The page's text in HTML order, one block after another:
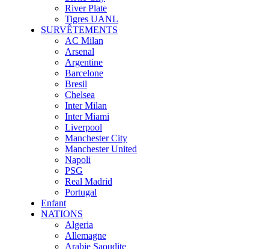
River Plate
Tigres UANL
SURVÊTEMENTS
AC Milan
Arsenal
Argentine
Barcelone
Bresil
Chelsea
Inter Milan
Inter Miami
Liverpool
Manchester City
Manchester United
Napoli
PSG
Real Madrid
Portugal
Enfant
NATIONS
Algeria
Allemagne
Arabie Saoudite